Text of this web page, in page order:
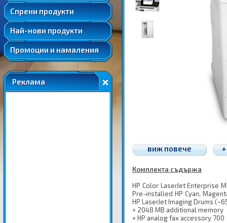
Спрени продукти
Удължени и допълнителни гаранции
Най-нови продукти
Промоции и намаления
Реклама
виж повече
Комплекта съдържа
HP Color LaserJet Enterprise
Pre-installed HP Cyan,
HP LaserJet Imaging Drums
+ 2048 MB additional memory
+ HP analog fax accessory 700